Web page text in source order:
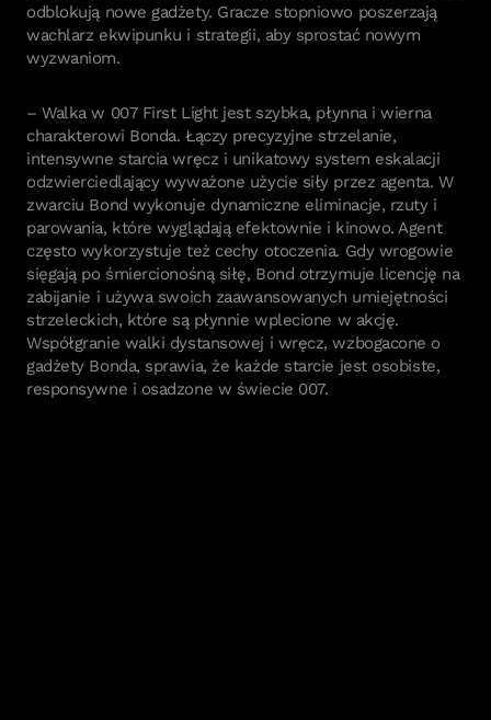
odblokują nowe gadżety. Gracze stopniowo poszerzają
wachlarz ekwipunku i strategii, aby sprostać nowym
wyzwaniom.
– Walka w 007 First Light jest szybka, płynna i wierna
charakterowi Bonda. Łączy precyzyjne strzelanie,
intensywne starcia wręcz i unikatowy system eskalacji
odzwierciedlający wyważone użycie siły przez agenta. W
zwarciu Bond wykonuje dynamiczne eliminacje, rzuty i
parowania, które wyglądają efektownie i kinowo. Agent
często wykorzystuje też cechy otoczenia. Gdy wrogowie
sięgają po śmiercionośną siłę, Bond otrzymuje licencję na
zabijanie i używa swoich zaawansowanych umiejętności
strzeleckich, które są płynnie wplecione w akcję.
Współgranie walki dystansowej i wręcz, wzbogacone o
gadżety Bonda, sprawia, że każde starcie jest osobiste,
responsywne i osadzone w świecie 007.